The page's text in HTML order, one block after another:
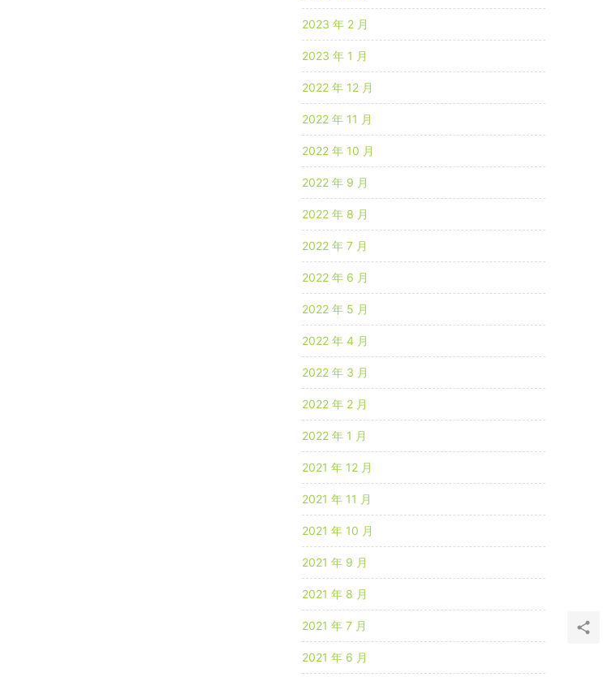
2023 年 2 月
2023 年 1 月
2022 年 12 月
2022 年 11 月
2022 年 10 月
2022 年 9 月
2022 年 8 月
2022 年 7 月
2022 年 6 月
2022 年 5 月
2022 年 4 月
2022 年 3 月
2022 年 2 月
2022 年 1 月
2021 年 12 月
2021 年 11 月
2021 年 10 月
2021 年 9 月
2021 年 8 月
2021 年 7 月
2021 年 6 月